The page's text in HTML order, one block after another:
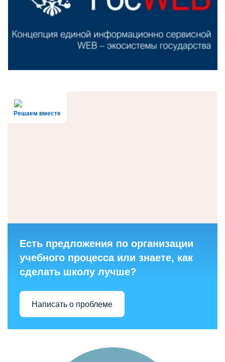
Решаем вместе
Есть предложения по организации
учебного процесса или знаете, как
сделать школу лучше?
Написать о проблеме